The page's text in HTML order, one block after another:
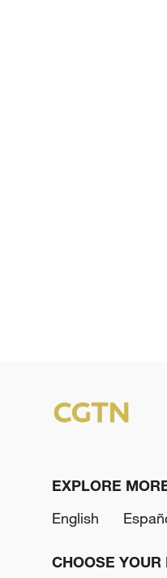
EXPLORE
English
CHOOSE YOUR